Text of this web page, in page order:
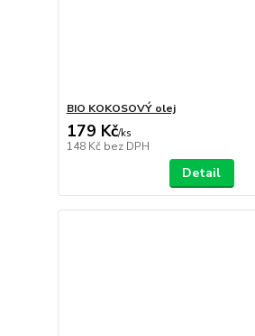
BIO KOKOSOVÝ olej
179 Kč/ks
148 Kč bez DPH
Detail